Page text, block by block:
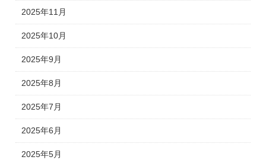
2025年11月
2025年10月
2025年9月
2025年8月
2025年7月
2025年6月
2025年5月